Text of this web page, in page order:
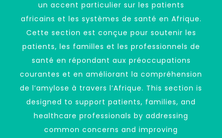
un accent particulier sur les patients
africains et les systèmes de santé en Afrique.
Cette section est conçue pour soutenir les
patients, les familles et les professionnels de
santé en répondant aux préoccupations
courantes et en améliorant la compréhension
de l’amylose à travers l’Afrique. This section is
designed to support patients, families, and
healthcare professionals by addressing
common concerns and improving